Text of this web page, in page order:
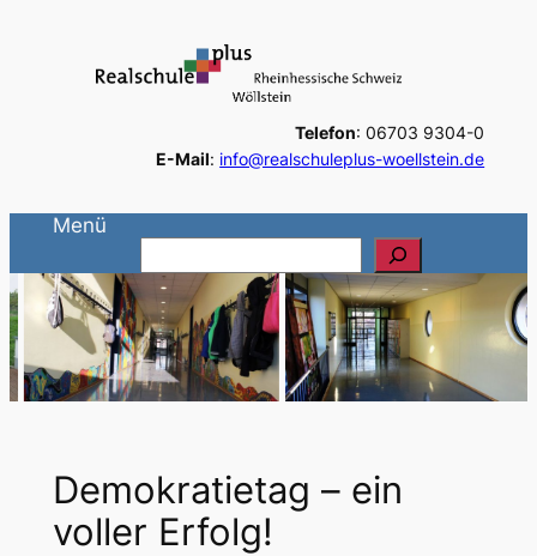
Telefon: 06703 9304-0
E-Mail: info@realschuleplus-woellstein.de
Menü
c
h
e
n
Demokratietag – ein
voller Erfolg!